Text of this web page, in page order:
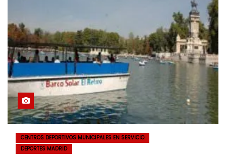
CENTROS DEPORTIVOS MUNICIPALES EN SERVICIO
DEPORTES MADRID